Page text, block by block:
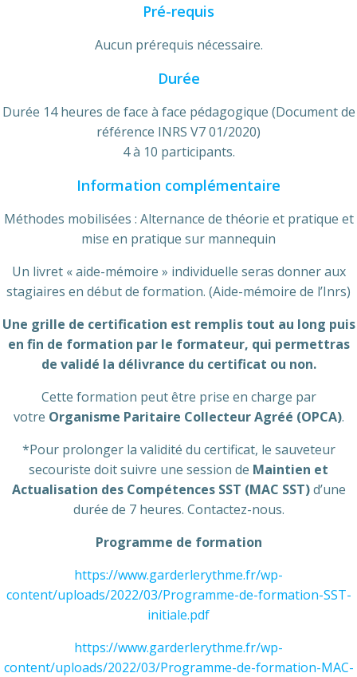
Pré-requis
Aucun prérequis nécessaire.
Durée
Durée 14 heures de face à face pédagogique (Document de
référence INRS V7 01/2020)
4 à 10 participants.
Information complémentaire
Méthodes mobilisées : Alternance de théorie et pratique et
mise en pratique sur mannequin
Un livret « aide-mémoire » individuelle seras donner aux
stagiaires en début de formation. (Aide-mémoire de l’Inrs)
Une grille de certification est remplis tout au long puis
en fin de formation par le formateur, qui permettras
de validé la délivrance du certificat ou non.
Cette formation peut être prise en charge par
votre Organisme Paritaire Collecteur Agréé (OPCA).
*Pour prolonger la validité du certificat, le sauveteur
secouriste doit suivre une session de Maintien et
Actualisation des Compétences SST (MAC SST)d’une
durée de 7 heures. Contactez-nous.
Programme de formation
https://www.garderlerythme.fr/wp-
content/uploads/2022/03/Programme-de-formation-SST-
initiale.pdf
https://www.garderlerythme.fr/wp-
content/uploads/2022/03/Programme-de-formation-MAC-